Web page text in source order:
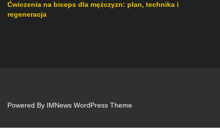
Ćwiczenia na biceps dla mężczyzn: plan, technika i
regeneracja
Powered By IMNews WordPress Theme